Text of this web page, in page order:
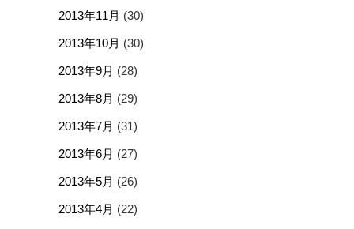
2013年11月 (30)
2013年10月 (30)
2013年9月 (28)
2013年8月 (29)
2013年7月 (31)
2013年6月 (27)
2013年5月 (26)
2013年4月 (22)